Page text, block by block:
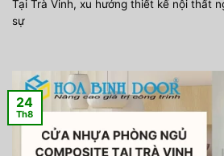
Tại Trà Vinh, xu hướng thiết kế nội thất
sự
24
Th8